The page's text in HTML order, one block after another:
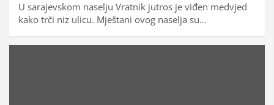
U sarajevskom naselju Vratnik jutros je viđen medvjed
kako trči niz ulicu. Mještani ovog naselja su…